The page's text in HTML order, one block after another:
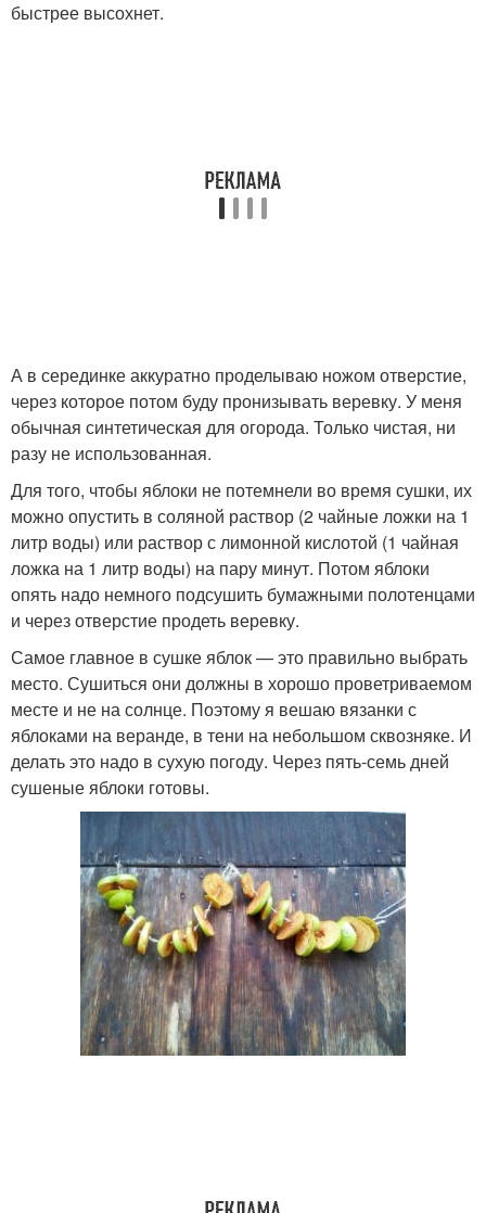
быстрее высохнет.
А в серединке аккуратно проделываю ножом отверстие,
через которое потом буду пронизывать веревку. У меня
обычная синтетическая для огорода. Только чистая, ни
разу не использованная.
Для того, чтобы яблоки не потемнели во время сушки, их
можно опустить в соляной раствор (2 чайные ложки на 1
литр воды) или раствор с лимонной кислотой (1 чайная
ложка на 1 литр воды) на пару минут. Потом яблоки
опять надо немного подсушить бумажными полотенцами
и через отверстие продеть веревку.
Самое главное в сушке яблок — это правильно выбрать
место. Сушиться они должны в хорошо проветриваемом
месте и не на солнце. Поэтому я вешаю вязанки с
яблоками на веранде, в тени на небольшом сквозняке. И
делать это надо в сухую погоду. Через пять-семь дней
сушеные яблоки готовы.